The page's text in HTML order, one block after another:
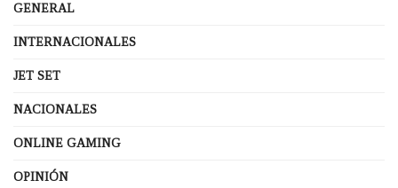
GENERAL
INTERNACIONALES
JET SET
NACIONALES
ONLINE GAMING
OPINIÓN